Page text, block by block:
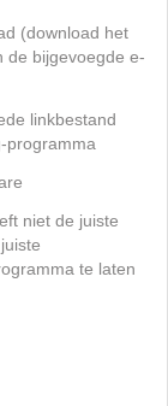
(download het
de bijgevoegde e-
linkbestand
programma
niet de juiste
te laten